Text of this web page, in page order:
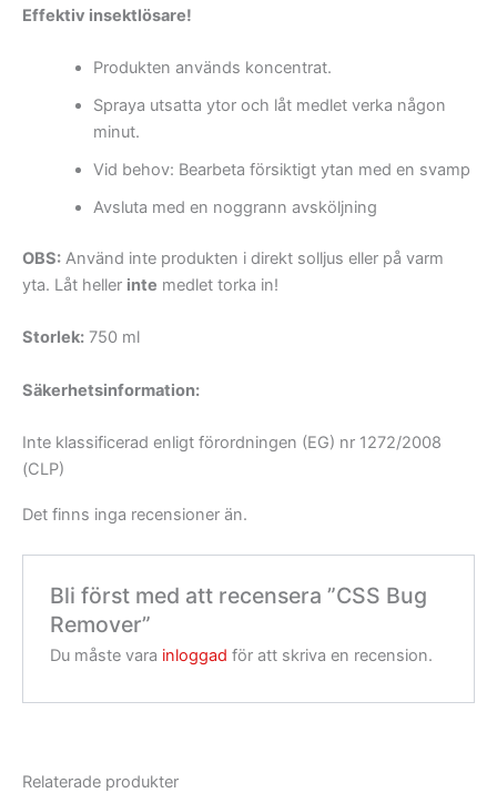
Effektiv insektlösare!
Produkten används koncentrat.
Spraya utsatta ytor och låt medlet verka någon
minut.
Vid behov: Bearbeta försiktigt ytan med en svamp
Avsluta med en noggrann avsköljning
OBS: Använd inte produkten i direkt solljus eller på varm
yta. Låt heller inte medlet torka in!
Storlek: 750 ml
Säkerhetsinformation:
Inte klassificerad enligt förordningen (EG) nr 1272/2008
(CLP)
Det finns inga recensioner än.
Bli först med att recensera ”CSS Bug
Remover”
Du måste vara inloggad för att skriva en recension.
Relaterade produkter